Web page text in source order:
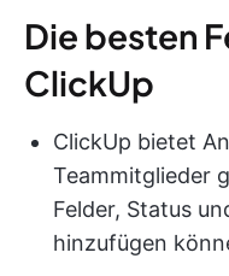
Die besten
ClickUp
ClickUp bietet
Teammitglieder
Felder, Status
hinzufügen